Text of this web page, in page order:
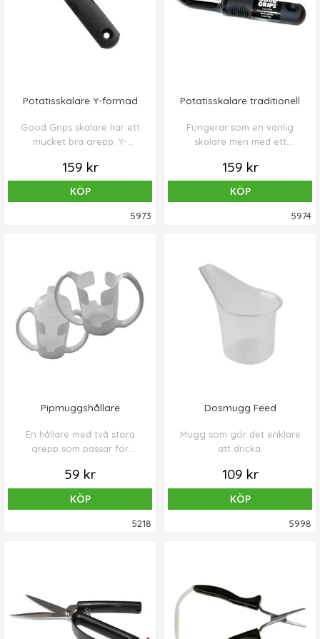
Potatisskalare Y-formad
Good Grips skalare har ett
mycket bra grepp. Y-
skalning där handleden inte
böjs - skalningen sker med
rak handled. Används även
för rotfrukter och frukt.
159 kr
KÖP
5973
Potatisskalare traditionell
Fungerar som en vanlig
skalare men med ett
även för rotfrukter och
frukt.
159 kr
KÖP
5974
Pipmuggshållare
En hållare med två stora
grepp som passar för
Klar näsmugg passar också.
59 kr
KÖP
5218
Dosmugg Feed
Mugg som gör det enklare
att dricka.
109 kr
KÖP
5998